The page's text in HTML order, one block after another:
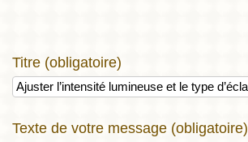
Titre (obligatoire)
Texte de votre message (obligatoire)